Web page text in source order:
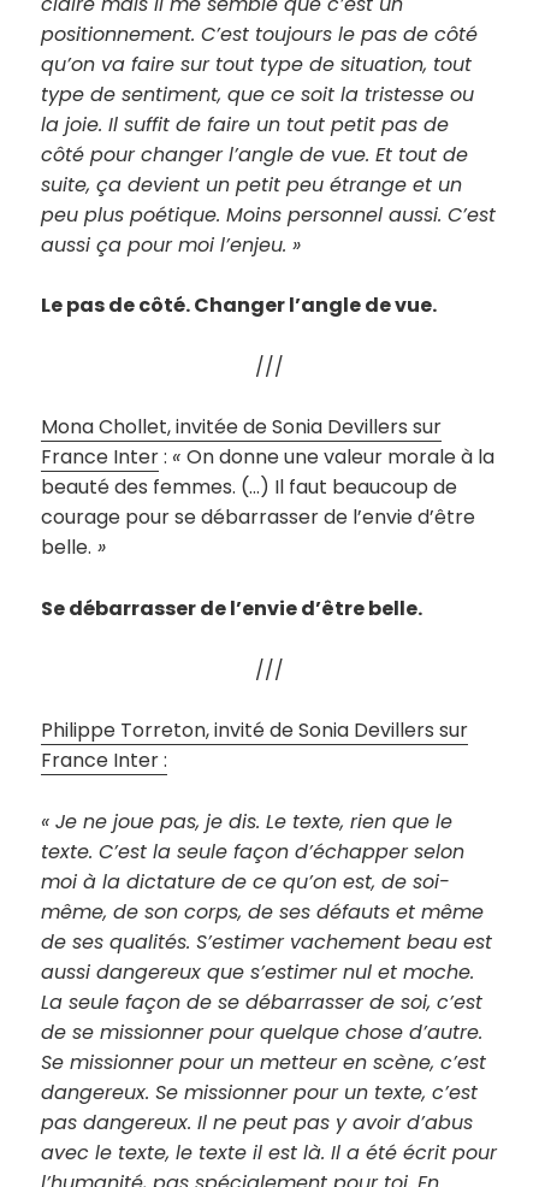
positionnement. C’est toujours le pas de côté
qu’on va faire sur tout type de situation, tout
type de sentiment, que ce soit la tristesse ou
la joie. Il suffit de faire un tout petit pas de
côté pour changer l’angle de vue. Et tout de
suite, ça devient un petit peu étrange et un
peu plus poétique. Moins personnel aussi. C’est
aussi ça pour moi l’enjeu. »
Le pas de côté. Changer l’angle de vue.
///
Mona Chollet, invitée de Sonia Devillers sur
France Inter: «On donne une valeur morale à la
beauté des femmes. (…) Il faut beaucoup de
courage pour se débarrasser de l’envie d’être
belle. »
Se débarrasser de l’envie d’être belle.
///
Philippe Torreton, invité de Sonia Devillers sur
France Inter :
«Je ne joue pas, je dis. Le texte, rien que le
texte. C’est la seule façon d’échapper selon
moi à la dictature de ce qu’on est, de soi-
même, de son corps, de ses défauts et même
de ses qualités. S’estimer vachement beau est
aussi dangereux que s’estimer nul et moche.
La seule façon de se débarrasser de soi, c’est
de se missionner pour quelque chose d’autre.
Se missionner pour un metteur en scène, c’est
dangereux. Se missionner pour un texte, c’est
pas dangereux. Il ne peut pas y avoir d’abus
avec le texte, le texte il est là. Il a été écrit pour